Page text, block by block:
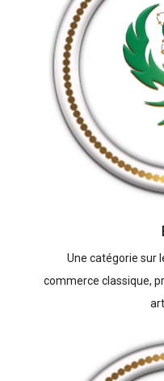
Une catégorie sur
commerce classique,